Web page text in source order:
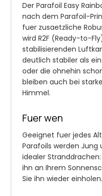
Der Parafoil Easy
nach dem Parafoil-
fuer zusaetzliche
wird R2F (Ready-to-
stabilisierenden
deutlich stabiler als
oder die ohnehin
bleiben auch bei
Himmel.
Fuer wen
Geeignet fuer jedes
Parafoils werden Jung
idealer
ihn an Ihrem
Sie ihn wieder einholen.